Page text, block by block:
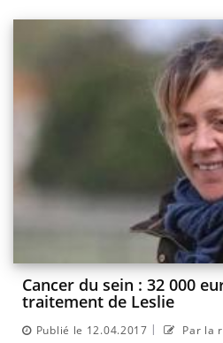
Cancer du sein : 32 000
traitement de Leslie
Publié le 12.04.2017 | Par la